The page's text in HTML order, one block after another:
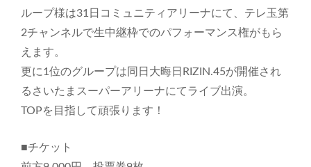
ループ様は31日コミュニティアリーナにて、テレ玉第
2チャンネルで生中継枠でのパフォーマンス権がもら
えます。
更に1位のグループは同日大晦日RIZIN.45が開催され
るさいたまスーパーアリーナにてライブ出演。
TOPを目指して頑張ります！
■チケット